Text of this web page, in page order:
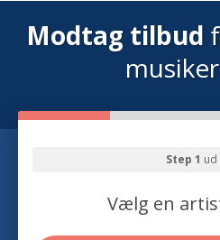
Modtag tilbud
Step 1 ud
Vælg en